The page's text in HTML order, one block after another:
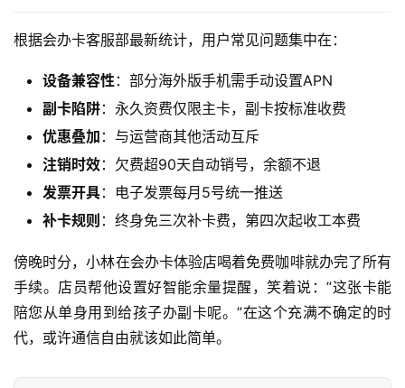
i
讯
更
面
根据会办卡客服部最新统计，用户常见问题集中在：
设备兼容性：部分海外版手机需手动设置APN
副卡陷阱：永久资费仅限主卡，副卡按标准收费
优惠叠加 ：与运营商其他活动互斥
注销时效：欠费超90天自动销号，余额不退
发票开具：电子发票每月5号统一推送
补卡规则 ：终身免三次补卡费，第四次起收工本费
傍晚时分，小林在会办卡体验店喝着免费咖啡就办完了所有
手续。店员帮他设置好智能余量提醒，笑着说：”这张卡能
陪您从单身用到给孩子办副卡呢。”在这个充满不确定的时
代，或许通信自由就该如此简单。